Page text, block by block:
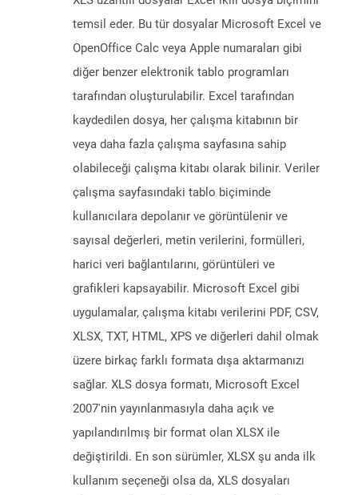
temsil eder. Bu tür dosyalar Microsoft Excel ve
OpenOffice Calc veya Apple numaraları gibi
diğer benzer elektronik tablo programları
tarafından oluşturulabilir. Excel tarafından
kaydedilen dosya, her çalışma kitabının bir
veya daha fazla çalışma sayfasına sahip
olabileceği çalışma kitabı olarak bilinir. Veriler
çalışma sayfasındaki tablo biçiminde
kullanıcılara depolanır ve görüntülenir ve
sayısal değerleri, metin verilerini, formülleri,
harici veri bağlantılarını, görüntüleri ve
grafikleri kapsayabilir. Microsoft Excel gibi
uygulamalar, çalışma kitabı verilerini PDF, CSV,
XLSX, TXT, HTML, XPS ve diğerleri dahil olmak
üzere birkaç farklı formata dışa aktarmanızı
sağlar. XLS dosya formatı, Microsoft Excel
2007'nin yayınlanmasıyla daha açık ve
yapılandırılmış bir format olan XLSX ile
değiştirildi. En son sürümler, XLSX şu anda ilk
kullanım seçeneği olsa da, XLS dosyaları